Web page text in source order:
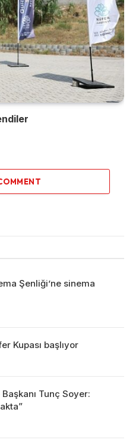
Şenliği’ne sinema
Kupası başlıyor
Tunç Soyer: